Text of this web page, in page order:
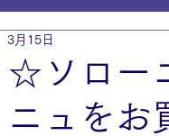
店（安城桜井町店に
☆ソロー
ニュをお
3月15日